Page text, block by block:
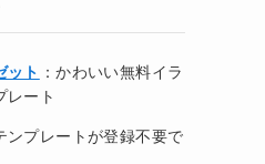
ット ：かわいい無料イラ
レート
ンプレートが登録不要で